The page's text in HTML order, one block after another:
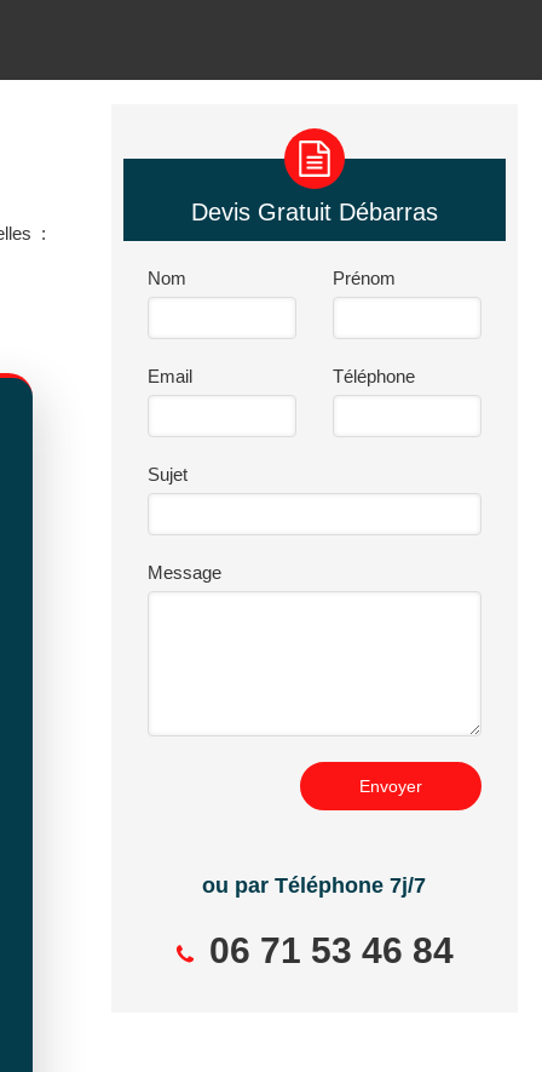
:
Devis Gratuit Débarras
Nom Prénom
Email Téléphone
Sujet
Message
Envoyer
ou par Téléphone 7j/7
06 71 53 46 84